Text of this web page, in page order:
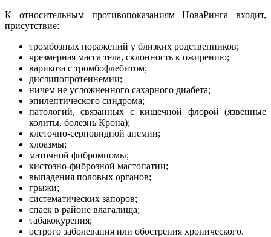
К относительным противопоказаниям НоваРинга входит,
присутствие:
тромбозных поражений у близких родственников;
чрезмерная масса тела, склонность к ожирению;
варикоза с тромбофлебитом;
дислипопротеинемии;
ничем не усложненного сахарного диабета;
эпилептического синдрома;
патологий, связанных с кишечной флорой (язвенные
колиты, болезнь Крона);
клеточно-серповидной анемии;
хлоазмы;
маточной фибромиомы;
кистозно-фиброзной мастопатии;
выпадения половых органов;
грыжи;
систематических запоров;
спаек в районе влагалища;
табакокурения;
острого заболевания или обострения хронического.